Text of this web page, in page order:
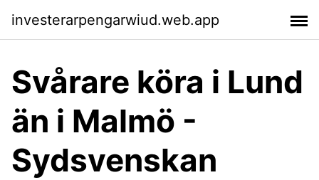
investerarpengarwiud.web.app
Svårare köra i Lund
än i Malmö -
Sydsvenskan